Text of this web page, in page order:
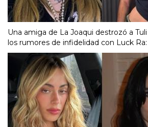
Una amiga de La Joaqui destrozó a
los rumores de infidelidad con Luck